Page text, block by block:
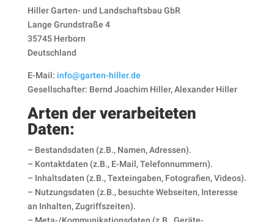
Hiller Garten- und Landschaftsbau GbR
Lange Grundstraße 4
35745 Herborn
Deutschland
E-Mail: info@garten-hiller.de
Gesellschafter: Bernd Joachim Hiller, Alexander Hiller
Arten der verarbeiteten
Daten:
– Bestandsdaten (z.B., Namen, Adressen).
– Kontaktdaten (z.B., E-Mail, Telefonnummern).
– Inhaltsdaten (z.B., Texteingaben, Fotografien, Videos).
– Nutzungsdaten (z.B., besuchte Webseiten, Interesse
an Inhalten, Zugriffszeiten).